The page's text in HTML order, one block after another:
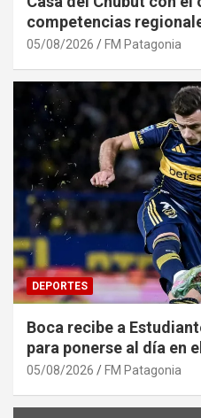
competencias
05/08/2026 FM Patagonia
DEPORTES
Boca recibe a
para ponerse al día en
05/08/2026 FM Patagonia